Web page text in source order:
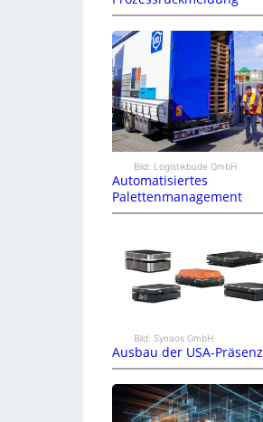
Bild: Logistikbude GmbH
Automatisiertes
Palettenmanagement
Bild: Synaos GmbH
Ausbau der USA-Präsenz